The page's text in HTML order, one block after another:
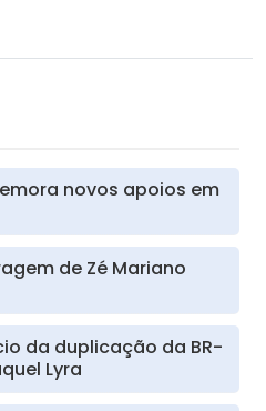
novos apoios em
de Zé Mariano
da duplicação da BR-
Lyra